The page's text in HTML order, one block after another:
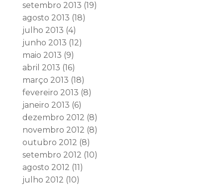
setembro 2013 (19)
agosto 2013 (18)
julho 2013 (4)
junho 2013 (12)
maio 2013 (9)
abril 2013 (16)
março 2013 (18)
fevereiro 2013 (8)
janeiro 2013 (6)
dezembro 2012 (8)
novembro 2012 (8)
outubro 2012 (8)
setembro 2012 (10)
agosto 2012 (11)
julho 2012 (10)